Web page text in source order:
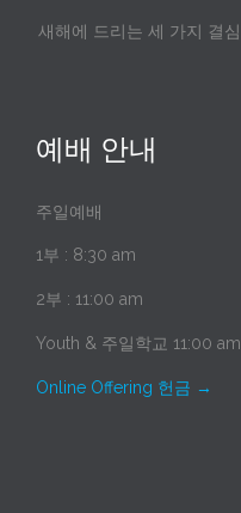
새해에 드리는 세 가지 결심
예배 안내
주일예배
1부 : 8:30 am
2부 : 11:00 am
Youth & 주일학교 11:00 am
Online Offering 헌금 →